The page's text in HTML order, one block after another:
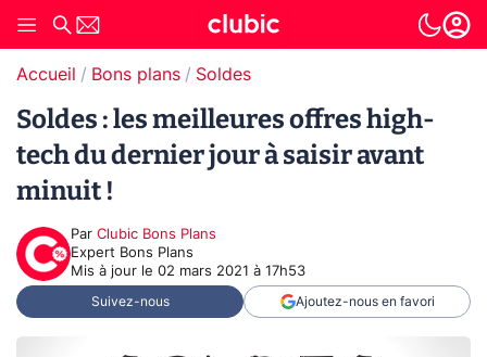
Accueil Bons plans Soldes
Soldes : les meilleures offres high-
tech du dernier jour à saisir avant
minuit !
Par Clubic Bons Plans
Expert Bons Plans
Mis à jour le 02 mars 2021 à 17h53
Suivez-nous Ajoutez-nous en favori